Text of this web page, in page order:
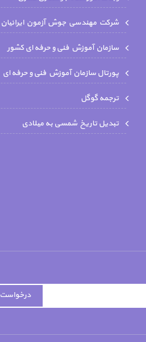
شركت مهندسي جوش آزمون ايرانيان
سازمان آموزش فنی و حرفه ای کشور
پورتال سازمان آموزش فنی و حرفه ای
ترجمه گوگل
تبدیل تاریخ شمسی به میلادی
درخواست